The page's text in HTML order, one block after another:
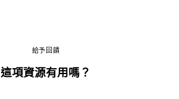
給予回饋
這項資源有用嗎？